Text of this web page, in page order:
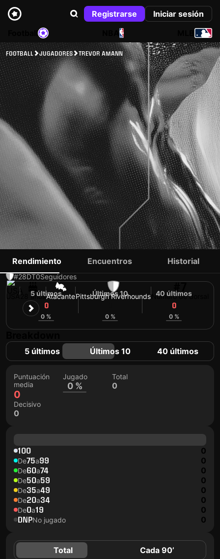
Registrarse
Iniciar sesión
NBA
FOOTBALL JUGADORES TREVOR AMANN
TREVOR AMANN
#28DT0Seguidores
28 añosAtacantePittsburgh Riverhounds Número de dorsal
Rendimiento Encuentros Historial
5 últimos
0
0 %
Últimos 10
0 %
40 últimos
0
0 %
5 últimos Últimos 10 40 últimos
Puntuación
media
0
Jugado
0 %
Total
0
Decisivo
0
100 0
De75a99 0
De60a74 0
De50a59 0
De35a49 0
De20a34 0
De0a19 0
DNPNo jugado 0
Total Cada 90’